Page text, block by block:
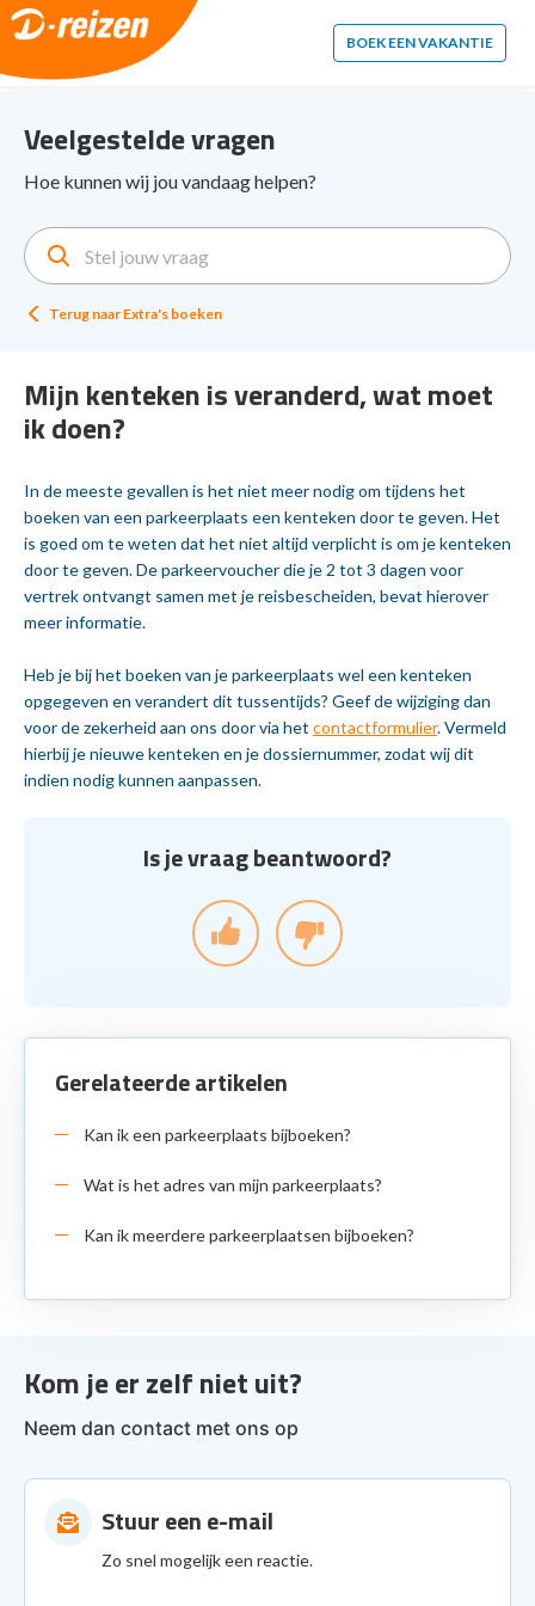
2. Paste this code immediately after the opening tag:
BOEK EEN VAKANTIE
Veelgestelde vragen
Hoe kunnen wij jou vandaag helpen?
Terug naar Extra's boeken
Mijn kenteken is veranderd, wat moet
ik doen?
In de meeste gevallen is het niet meer nodig om tijdens het
boeken van een parkeerplaats een kenteken door te geven. Het
is goed om te weten dat het niet altijd verplicht is om je kenteken
door te geven. De parkeervoucher die je 2 tot 3 dagen voor
vertrek ontvangt samen met je reisbescheiden, bevat hierover
meer informatie.
Heb je bij het boeken van je parkeerplaats wel een kenteken
opgegeven en verandert dit tussentijds? Geef de wijziging dan
voor de zekerheid aan ons door via het contactformulier. Vermeld
hierbij je nieuwe kenteken en je dossiernummer, zodat wij dit
indien nodig kunnen aanpassen.
Is je vraag beantwoord?
Gerelateerde artikelen
Kan ik een parkeerplaats bijboeken?
Wat is het adres van mijn parkeerplaats?
Kan ik meerdere parkeerplaatsen bijboeken?
Kom je er zelf niet uit?
Neem dan contact met ons op
Stuur een e-mail
Zo snel mogelijk een reactie.